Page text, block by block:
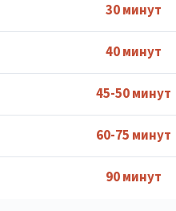
30 минут
40 минут
45-50 минут
60-75 минут
90 минут